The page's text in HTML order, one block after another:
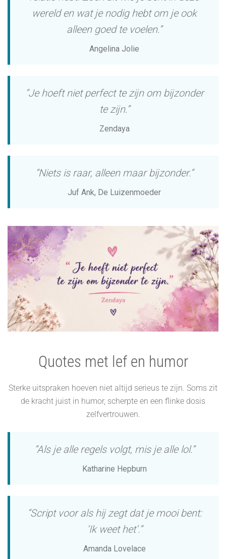
wereld en wat je nodig hebt om je ook
alleen goed te voelen.”
Angelina Jolie
“Je hoeft niet perfect te zijn om bijzonder
te zijn.”
Zendaya
“Niets is raar, alleen maar bijzonder.”
Juf Ank, De Luizenmoeder
Quotes met lef en humor
Sterke uitspraken hoeven niet altijd serieus te zijn. Soms zit
de kracht juist in humor, scherpte en een flinke dosis
zelfvertrouwen.
“Als je alle regels volgt, mis je alle lol.”
Katharine Hepburn
“Script voor als hij zegt dat je mooi bent:
‘Ik weet het’.”
Amanda Lovelace